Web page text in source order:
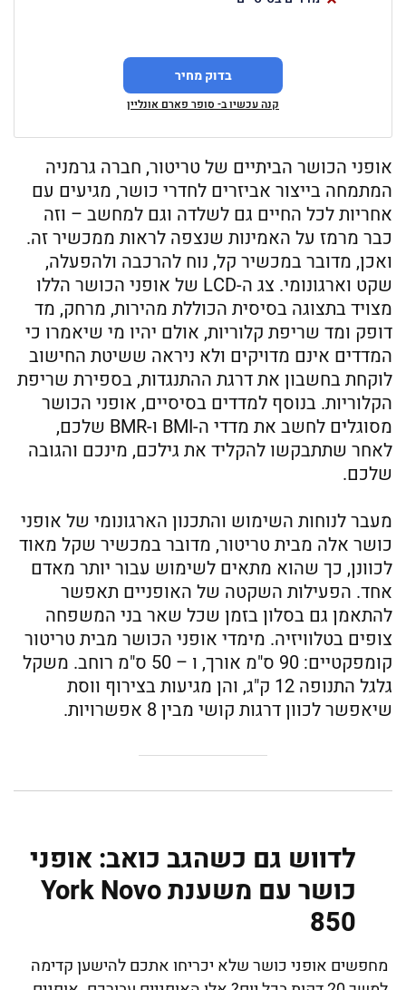
בדוק מחיר
קנה עכשיו ב- סופר פארם אונליין
אופני הכושר הביתיים של טריטור, חברה גרמניה
המתמחה בייצור אביזרים לחדרי כושר, מגיעים עם
אחריות לכל החיים גם לשלדה וגם למחשב – וזה
כבר מרמז על האמינות שנצפה לראות ממכשיר זה.
ואכן, מדובר במכשיר קל, נוח להרכבה ולהפעלה,
שקט וארגונומי. צג ה-LCD של אופני הכושר הללו
מצויד בתצוגה בסיסית הכוללת מהירות, מרחק, מד
דופק ומד שריפת קלוריות, אולם יהיו מי שיאמרו כי
המדדים אינם מדויקים ולא ניראה ששיטת החישוב
לוקחת בחשבון את דרגת ההתנגדות, בספירת שריפת
הקלוריות. בנוסף למדדים בסיסיים, אופני הכושר
מסוגלים לחשב את מדדי ה-BMI ו-BMR שלכם,
לאחר שתתבקשו להקליד את גילכם, מינכם והגובה
שלכם.
מעבר לנוחות השימוש והתכנון הארגונומי של אופני
כושר אלה מבית טריטור, מדובר במכשיר שקל מאוד
לכוונן, כך שהוא מתאים לשימוש עבור יותר מאדם
אחד. הפעילות השקטה של האופניים תאפשר
להתאמן גם בסלון בזמן שכל שאר בני המשפחה
צופים בטלוויזיה. מימדי אופני הכושר מבית טריטור
קומפקטיים: 90 ס"מ אורך, ו – 50 ס"מ רוחב. משקל
גלגל התנופה 12 ק"ג, והן מגיעות בצירוף ווסת
שיאפשר לכוון דרגות קושי מבין 8 אפשרויות.
לדווש גם כשהגב כואב: אופני
כושר עם משענת York Novo
850
מחפשים אופני כושר שלא יכריחו אתכם להישען קדימה